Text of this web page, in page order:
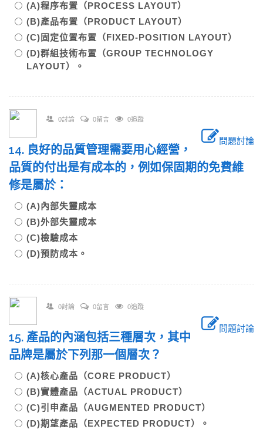
(A)程序布置（PROCESS LAYOUT）
(B)產品布置（PRODUCT LAYOUT）
(C)固定位置布置（FIXED-POSITION LAYOUT）
(D)群組技術布置（GROUP TECHNOLOGY
LAYOUT）。
0討論 0留言 0追蹤
問題討論
14. 良好的品質管理需要用心經營，
品質的付出是有成本的，例如保固期的免費維
修是屬於：
(A)內部失靈成本
(B)外部失靈成本
(C)檢驗成本
(D)預防成本。
0討論 0留言 0追蹤
問題討論
15. 產品的內涵包括三種層次，其中
品牌是屬於下列那一個層次？
(A)核心產品（CORE PRODUCT）
(B)實體產品（ACTUAL PRODUCT）
(C)引申產品（AUGMENTED PRODUCT）
(D)期望產品（EXPECTED PRODUCT）。